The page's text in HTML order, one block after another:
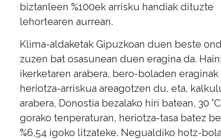
biztanleen %100ek arrisku handiak dituzte
lehortearen aurrean.
Klima-aldaketak Gipuzkoan duen beste
zuzen bat osasunean duen eragina da.
ikerketaren arabera, bero-boladen eraginak
heriotza-arriskua areagotzen du, eta,
arabera, Donostia bezalako hiri batean, 30
gorako tenperaturan, heriotza-tasa batez
%6,54 igoko litzateke. Negualdiko hotz-